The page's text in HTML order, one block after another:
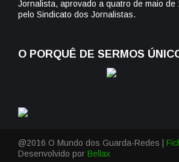
Jornalista, aprovado a quatro de maio de
pelo Sindicato dos Jornalistas.
O PORQUÊ DE SERMOS
@2016 O Mundo dos Guarda-Redes |
Desenvolvido por Bellax